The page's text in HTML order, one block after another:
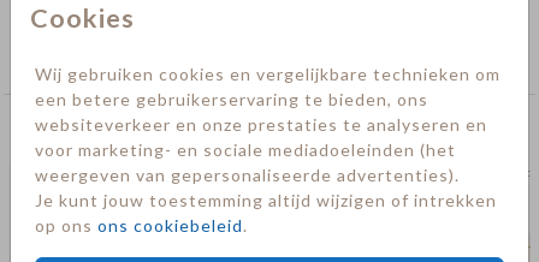
Cookies
Wij gebruiken cookies en vergelijkbare technieken om
een betere gebruikerservaring te bieden, ons
websiteverkeer en onze prestaties te analyseren en
voor marketing- en sociale mediadoeleinden (het
weergeven van gepersonaliseerde advertenties).
Je kunt jouw toestemming altijd wijzigen of intrekken
op ons ons cookiebeleid.
Collectie
Deze kaarten vind je misschien ook leuk
save the date save